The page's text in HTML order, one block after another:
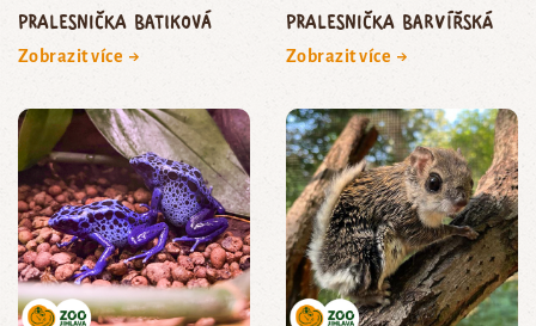
pralesnička batiková
Zobrazit více →
pralesnička barvířská
Zobrazit více →